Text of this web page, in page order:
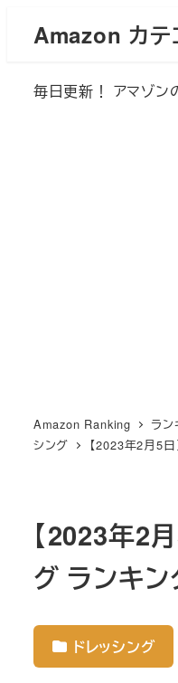
Amazon カテ
毎日更新！ アマゾン
Amazon Ranking ラン
シング
【2023年2月5
【2023年2
グ ランキン
ドレッシング